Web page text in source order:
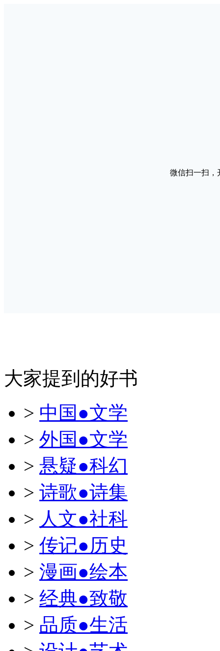
微信扫一扫，
大家提到的好书
> 中国●文学
> 外国●文学
> 悬疑●科幻
> 诗歌●诗集
> 人文●社科
> 传记●历史
> 漫画●绘本
> 经典●致敬
> 品质●生活